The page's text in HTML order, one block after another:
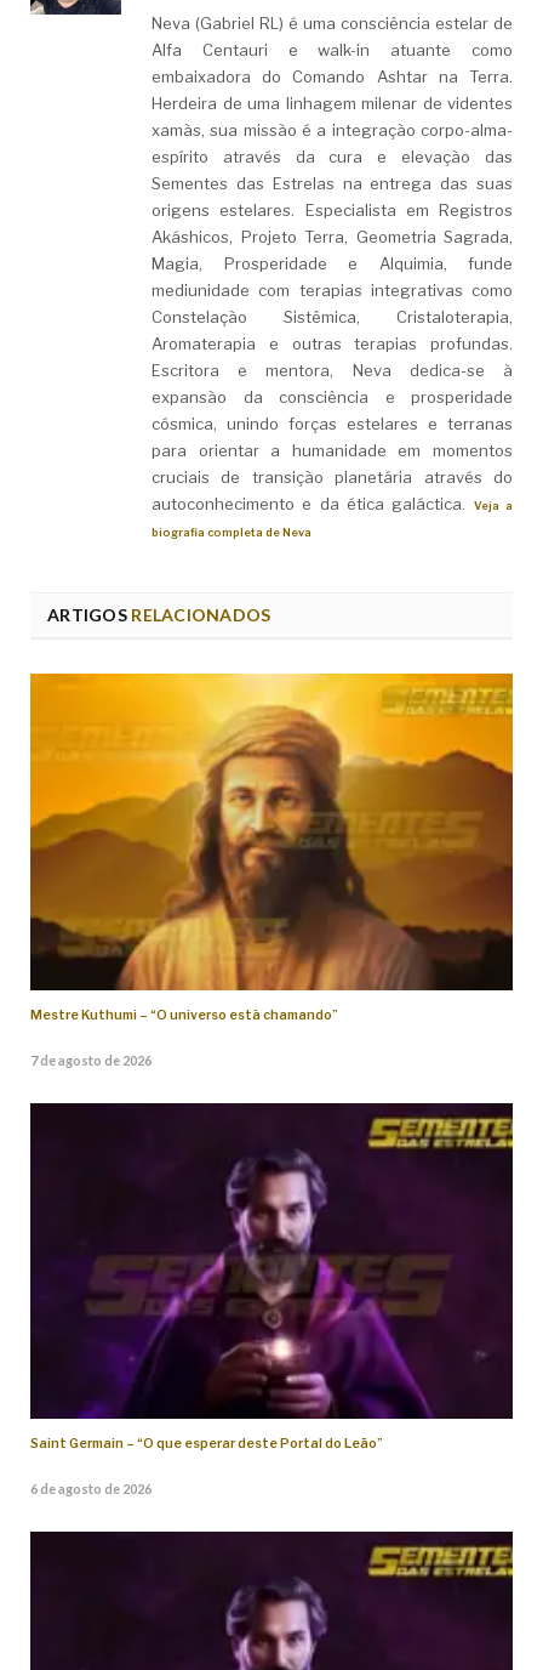
Neva (Gabriel RL) é uma consciência estelar de
Alfa Centauri e walk-in atuante como
embaixadora do Comando Ashtar na Terra.
Herdeira de uma linhagem milenar de videntes
xamãs, sua missão é a integração corpo-alma-
espírito através da cura e elevação das
Sementes das Estrelas na entrega das suas
origens estelares. Especialista em Registros
Akáshicos, Projeto Terra, Geometria Sagrada,
Magia, Prosperidade e Alquimia, funde
mediunidade com terapias integrativas como
Constelação Sistêmica, Cristaloterapia,
Aromaterapia e outras terapias profundas.
Escritora e mentora, Neva dedica-se à
expansão da consciência e prosperidade
cósmica, unindo forças estelares e terranas
para orientar a humanidade em momentos
cruciais de transição planetária através do
autoconhecimento e da ética galáctica.
Veja a
biografia completa de Neva
ARTIGOSRELACIONADOS
Mestre Kuthumi – “O universo está chamando”
7 de agosto de 2026
Saint Germain – “O que esperar deste Portal do Leão”
6 de agosto de 2026